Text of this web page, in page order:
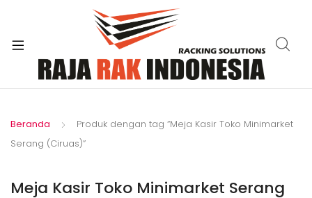
Beranda
Produk dengan tag “Meja Kasir Toko Minimarket
Serang (Ciruas)”
Meja Kasir Toko Minimarket Serang